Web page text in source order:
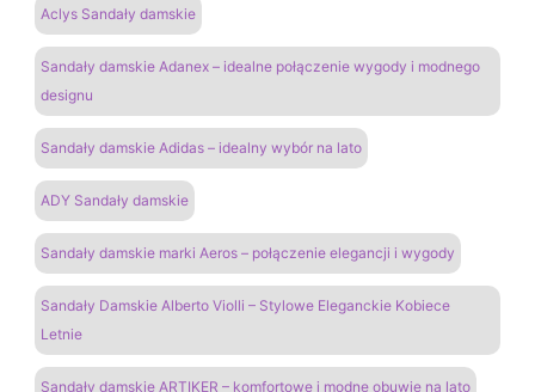
Aclys Sandały damskie
Sandały damskie Adanex – idealne połączenie wygody i modnego
designu
Sandały damskie Adidas – idealny wybór na lato
ADY Sandały damskie
Sandały damskie marki Aeros – połączenie elegancji i wygody
Sandały Damskie Alberto Violli – Stylowe Eleganckie Kobiece
Letnie
Sandały damskie ARTIKER – komfortowe i modne obuwie na lato